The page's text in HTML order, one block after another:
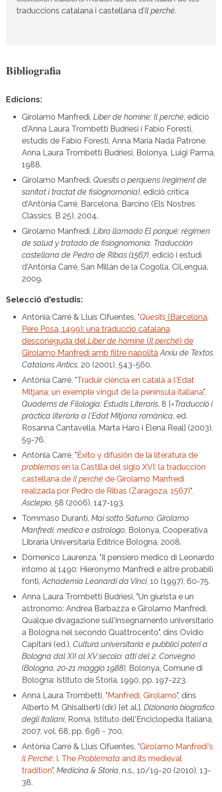
traduccions catalana i castellana d'Il perché.
Bibliografia
Edicions:
Girolamo Manfredi, Liber de homine: Il perché, edició
d'Anna Laura Trombetti Budriesi i Fabio Foresti,
estudis de Fabio Foresti, Anna Maria Nada Patrone,
Anna Laura Trombetti Budriesi, Bolonya, Luigi Parma,
1988.
Girolamo Manfredi, Quesits o perquens (regiment de
sanitat i tractat de fisiognomonia), edició crítica
d'Antònia Carré, Barcelona, Barcino (Els Nostres
Clàssics, B 25), 2004.
Girolamo Manfredi, Libro llamado El porqué: régimen
de salud y tratado de fisiognomonía. Traducción
castellana de Pedro de Ribas (1567), edició i estudi
d'Antònia Carré, San Millán de la Cogolla, CiLengua,
2009.
Selecció d'estudis:
Antònia Carré & Lluís Cifuentes, "Quesits (Barcelona,
Pere Posa, 1499): una traducció catalana
desconeguda del Liber de homine (Il perché) de
Girolamo Manfredi amb filtre napolità Arxiu de Textos
Catalans Antics, 20 (2001), 543-560.
Antònia Carré, "Traduir ciència en català a l'Edat
Mitjana: un exemple vingut de la península italiana",
Quaderns de Filologia: Estudis Literaris, 8 [=Traducció i
pràctica literària a l'Edat Mitjana romànica, ed.
Rosanna Cantavella, Marta Haro i Elena Real] (2003),
59-76.
Antònia Carré, "Éxito y difusión de la literatura de
problemas en la Castilla del siglo XVI: la traducción
castellana de Il perché de Girolamo Manfredi
realizada por Pedro de Ribas (Zaragoza, 1567)",
Asclepio, 58 (2006), 147-193.
Tommaso Duranti, Mai sotto Saturno: Girolamo
Manfredi, medico e astrologo, Bolonya, Cooperativa
Libraria Universitaria Editrice Bologna, 2008.
Domenico Laurenza, "Il pensiero medico di Leonardo
intorno al 1490: Hieronymo Manfredi e altre probabili
fonti,Achademia Leonardi da Vinci, 10 (1997), 60-75.
Anna Laura Trombetti Budriesi, "Un giurista e un
astronomo: Andrea Barbazza e Girolamo Manfredi.
Qualque divagazione sull'insegnamento universitario
a Bologna nel secondo Quattrocento", dins Ovidio
Capitani (ed.), Cultura universitaria e pubblici poteri a
Bologna dal XII al XV secolo: atti del 2. Convegno
(Bologna, 20-21 maggio 1988), Bolonya, Comune di
Bologna: Istituto de Storia, 1990, pp. 197-223.
Anna Laura Trombetti, "Manfredi, Girolamo", dins
Alberto M. Ghisalberti (dir.) [et al.], Dizionario biografico
degli italiani, Roma, Istituto dell'Enciclopedia Italiana,
2007, vol. 68, pp. 696 - 700.
Antònia Carré & Lluís Cifuentes, "Girolamo Manfredi's
Il Perché: I. The Problemata and its medieval
tradition", Medicina & Storia, n.s., 10/19-20 (2010), 13-
38.